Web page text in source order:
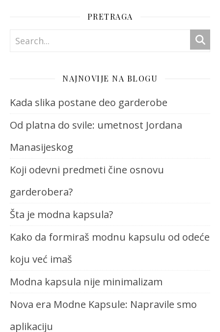
PRETRAGA
NAJNOVIJE NA BLOGU
Kada slika postane deo garderobe
Od platna do svile: umetnost Jordana
Manasijeskog
Koji odevni predmeti čine osnovu
garderobera?
Šta je modna kapsula?
Kako da formiraš modnu kapsulu od odeće
koju već imaš
Modna kapsula nije minimalizam
Nova era Modne Kapsule: Napravile smo
aplikaciju